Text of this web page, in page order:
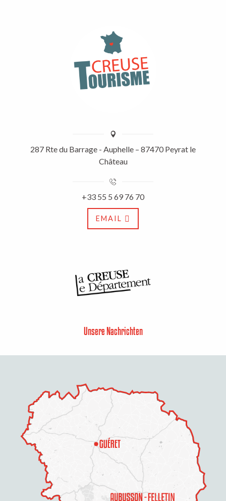
287 Rte du Barrage - Auphelle – 87470 Peyrat le
Château
+33 55 5 69 76 70
EMAIL
Unsere Nachrichten